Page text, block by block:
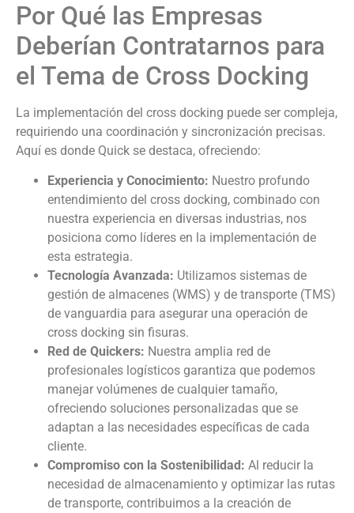
Por Qué las Empresas
Deberían Contratarnos para
el Tema de Cross Docking
La implementación del cross docking puede ser compleja,
requiriendo una coordinación y sincronización precisas.
Aquí es donde Quick se destaca, ofreciendo:
Experiencia y Conocimiento: Nuestro profundo
entendimiento del cross docking, combinado con
nuestra experiencia en diversas industrias, nos
posiciona como líderes en la implementación de
esta estrategia.
Tecnología Avanzada: Utilizamos sistemas de
gestión de almacenes (WMS) y de transporte (TMS)
de vanguardia para asegurar una operación de
cross docking sin fisuras.
Red de Quickers: Nuestra amplia red de
profesionales logísticos garantiza que podemos
manejar volúmenes de cualquier tamaño,
ofreciendo soluciones personalizadas que se
adaptan a las necesidades específicas de cada
cliente.
Compromiso con la Sostenibilidad: Al reducir la
necesidad de almacenamiento y optimizar las rutas
de transporte, contribuimos a la creación de